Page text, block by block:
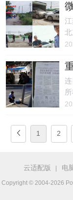
1 2
云适配版 电
Copyright © 2004-2026